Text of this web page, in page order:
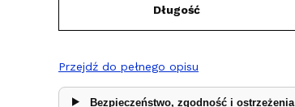
Długość
Przejdź do pełnego opisu
Bezpieczeństwo, zgodność i ostrzeżenia